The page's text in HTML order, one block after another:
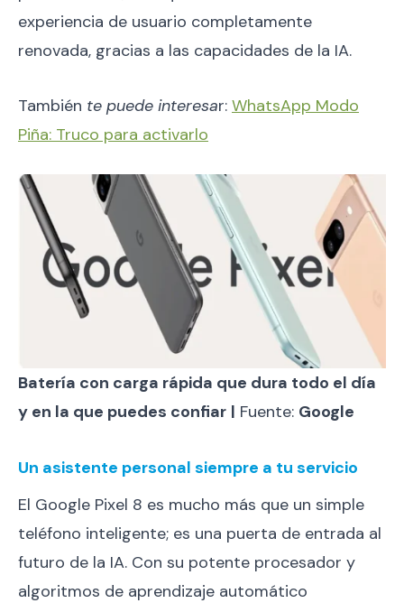
experiencia de usuario completamente
renovada, gracias a las capacidades de la IA.
También te puede interesar: WhatsApp Modo
Piña: Truco para activarlo
Batería con carga rápida que dura todo el día
y en la que puedes confiar | Fuente: Google
Un asistente personal siempre a tu servicio
El Google Pixel 8 es mucho más que un simple
teléfono inteligente; es una puerta de entrada al
futuro de la IA. Con su potente procesador y
algoritmos de aprendizaje automático